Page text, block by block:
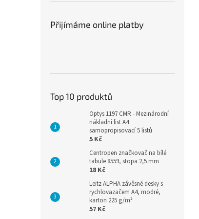
Přijímáme online platby
Top 10 produktů
Optys 1197 CMR - Mezinárodní
nákladní list A4
samopropisovací 5 listů
5 Kč
Centropen značkovač na bílé
tabule 8559, stopa 2,5 mm
18 Kč
Leitz ALPHA závěsné desky s
rychlovazačem A4, modré,
karton 225 g/m²
57 Kč
pro interiér i exteriér
ideální pro rychlou instalaci
pro interiér i exteriér, kde
upevnění i těžších předmětů.